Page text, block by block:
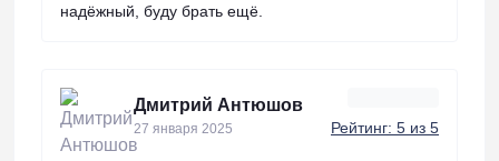
надёжный, буду брать ещё.
Дмитрий Антюшов
27 января 2025 Рейтинг: 5 из 5